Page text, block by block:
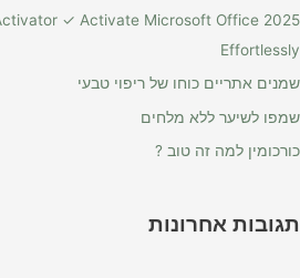
✓ Activate Microsoft Office 2025
Effortlessly
שמנים אתריים כוחו של ריפוי טבעי
שמפו לשיער ללא מלחים
כורכומין למה זה טוב ?
תגובות אחרונות